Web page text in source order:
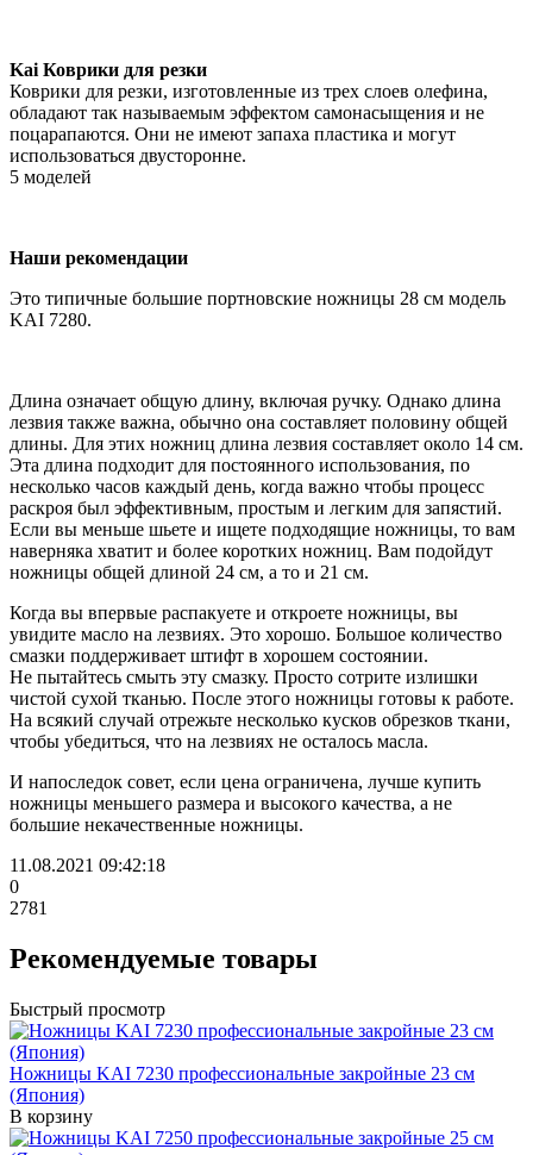
Kai Коврики для резки
Коврики для резки, изготовленные из трех слоев олефина,
обладают так называемым эффектом самонасыщения и не
поцарапаются. Они не имеют запаха пластика и могут
использоваться двусторонне.
5 моделей
Наши рекомендации
Это типичные большие портновские ножницы 28 см модель
KAI 7280.
Длина означает общую длину, включая ручку. Однако длина
лезвия также важна, обычно она составляет половину общей
длины. Для этих ножниц длина лезвия составляет около 14 см.
Эта длина подходит для постоянного использования, по
несколько часов каждый день, когда важно чтобы процесс
раскроя был эффективным, простым и легким для запястий.
Если вы меньше шьете и ищете подходящие ножницы, то вам
наверняка хватит и более коротких ножниц. Вам подойдут
ножницы общей длиной 24 см, а то и 21 см.
Когда вы впервые распакуете и откроете ножницы, вы
увидите масло на лезвиях. Это хорошо. Большое количество
смазки поддерживает штифт в хорошем состоянии.
Не пытайтесь смыть эту смазку. Просто сотрите излишки
чистой сухой тканью. После этого ножницы готовы к работе.
На всякий случай отрежьте несколько кусков обрезков ткани,
чтобы убедиться, что на лезвиях не осталось масла.
И напоследок совет, если цена ограничена, лучше купить
ножницы меньшего размера и высокого качества, а не
большие некачественные ножницы.
11.08.2021 09:42:18
0
2781
Рекомендуемые товары
Быстрый просмотр
Ножницы KAI 7230 профессиональные закройные 23 см
(Япония)
В корзину